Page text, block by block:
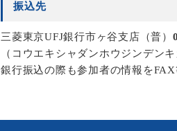
振込先
三菱東京UFJ銀行市ヶ谷支店（普）
（コウエキシャダンホウジンデンキ
銀行振込の際も参加者の情報をFAX